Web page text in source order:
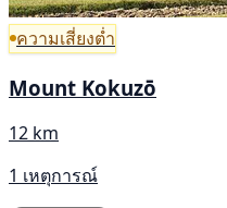
ความเสี่ยงต่ำ
Mount Kokuzō
12 km
1 เหตุการณ์